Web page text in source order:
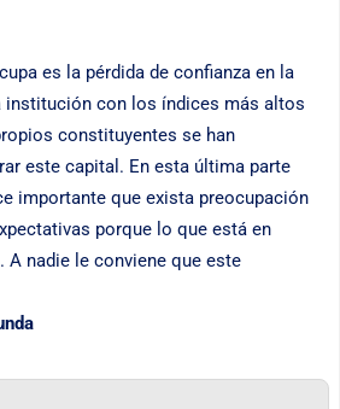
es la pérdida de confianza en la
institución con los índices más altos
constituyentes se han
este capital. En esta última parte
importante que exista preocupación
porque lo que está en
A nadie le conviene que este